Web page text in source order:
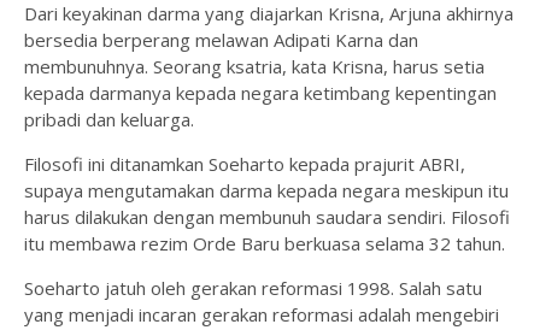
Dari keyakinan darma yang diajarkan Krisna, Arjuna akhirnya
bersedia berperang melawan Adipati Karna dan
membunuhnya. Seorang ksatria, kata Krisna, harus setia
kepada darmanya kepada negara ketimbang kepentingan
pribadi dan keluarga.
Filosofi ini ditanamkan Soeharto kepada prajurit ABRI,
supaya mengutamakan darma kepada negara meskipun itu
harus dilakukan dengan membunuh saudara sendiri. Filosofi
itu membawa rezim Orde Baru berkuasa selama 32 tahun.
Soeharto jatuh oleh gerakan reformasi 1998. Salah satu
yang menjadi incaran gerakan reformasi adalah mengebiri